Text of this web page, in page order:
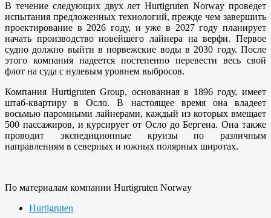
В течение следующих двух лет Hurtigruten Norway проведет
испытания предложенных технологий, прежде чем завершить
проектирование в 2026 году, и уже в 2027 году планирует
начать производство новейшего лайнера на верфи. Первое
судно должно выйти в норвежские воды в 2030 году. После
этого компания надеется постепенно перевести весь свой
флот на суда с нулевым уровнем выбросов.
Компания Hurtigruten Group, основанная в 1896 году, имеет
штаб-квартиру в Осло. В настоящее время она владеет
восьмью паромными лайнерами, каждый из которых вмещает
500 пассажиров, и курсирует от Осло до Бергена. Она также
проводит экспедиционные круизы по различным
направлениям в северных и южных полярных широтах.
По материалам компании Hurtigruten Norway
Hurtigruten